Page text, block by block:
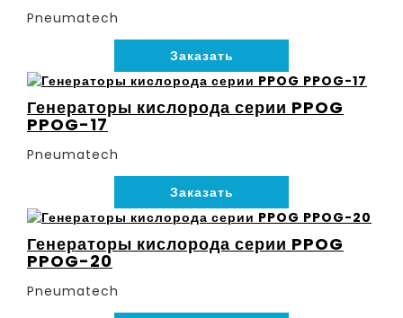
Pneumatech
Заказать
Генераторы кислорода серии PPOG
PPOG-17
Pneumatech
Заказать
Генераторы кислорода серии PPOG
PPOG-20
Pneumatech